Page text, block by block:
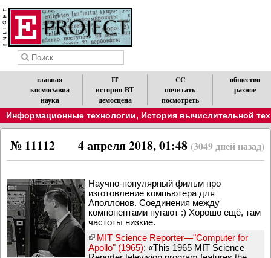
главная
космос/авиа
наука
IT
история ВТ
демосцена
CC
почитать
посмотреть
общество
разное
Информационные технологии, История вычислительной
4 апреля 2018, 01:48 (3049 дней назад)
№ 11112
Научно-популярный фильм про
изготовление компьютера для
Аполлонов. Соединения между
компонентами пугают :) Хорошо ещё, там
частоты низкие.
MIT Science Reporter—"Computer for
Apollo" (1965): «This 1965 MIT Science